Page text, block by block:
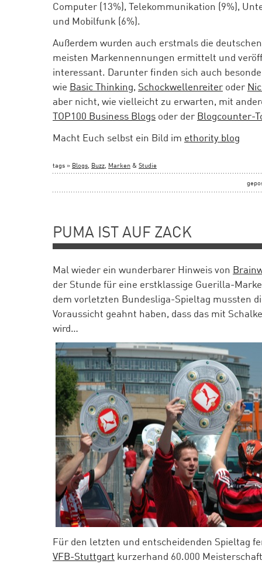
Computer (13%), Telekommunikation (9%),
und Mobilfunk (6%).
Außerdem wurden auch erstmals die
meisten Markennennungen ermittelt und
interessant. Darunter finden sich auch
wie Basic Thinking, Schockwellenreiter oder
aber nicht, wie vielleicht zu erwarten, mit
TOP100 Business Blogs oder der Blogcounter-
Macht Euch selbst ein Bild im ethority blog
tags » Blogs Buzz Marken & Studie
PUMA IST AUF ZACK
Mal wieder ein wunderbarer Hinweis von
der Stunde für eine erstklassige Guerilla-
dem vorletzten Bundesliga-Spieltag mussten
Voraussicht geahnt haben, dass das mit
wird…
Für den letzten und entscheidenden Spieltag
VFB-Stuttgart kurzerhand 60.000